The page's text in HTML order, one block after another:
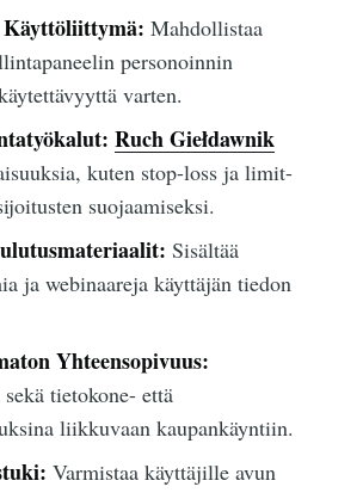
Mahdollistaa
personoinnin
varten.
Ruch Giełdawnik
kuten stop-loss ja limit-
suojaamiseksi.
Sisältää
ja webinaareja käyttäjän tiedon
Yhteensopivuus:
tietokone- että
liikkuvaan kaupankäyntiin.
Varmistaa käyttäjille avun